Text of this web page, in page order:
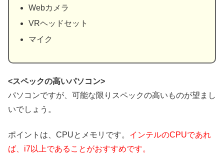
Webカメラ
VRヘッドセット
マイク
<スペックの高いパソコン>
パソコンですが、可能な限りスペックの高いものが望まし
いでしょう。
ポイントは、CPUとメモリです。 インテルのCPUであれ
ば、i7以上であることがおすすめです。